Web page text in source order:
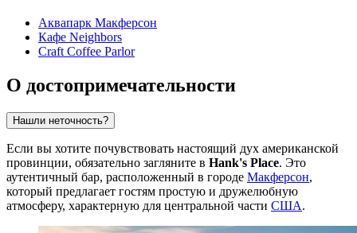
Аквапарк Макферсон
Кафе Neighbors
Craft Coffee Parlor
О достопримечательности
Нашли неточность?
Если вы хотите почувствовать настоящий дух американской
провинции, обязательно загляните в Hank's Place. Это
аутентичный бар, расположенный в городе Макферсон,
который предлагает гостям простую и дружелюбную
атмосферу, характерную для центральной части США.